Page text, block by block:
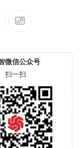
微信公众号
扫一扫